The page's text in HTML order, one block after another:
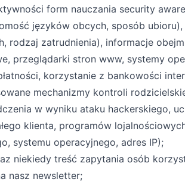
form nauczania security
języków obcych, sposób
rodzaj zatrudnienia), informacje
przeglądarki stron www, systemy
korzystanie z bankowości
mechanizmy kontroli
w wyniku ataku hackerskiego,
klienta, programów
systemu operacyjnego, adres IP);
niekiedy treść zapytania osób
nasz newsletter;